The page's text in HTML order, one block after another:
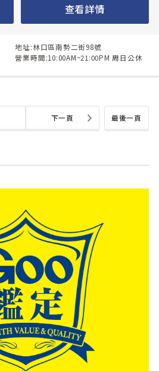
查看詳情
地址:林口區南勢二街98號
營業時間:10:00AM~21:00PM 周日公休
最後一頁
下一頁